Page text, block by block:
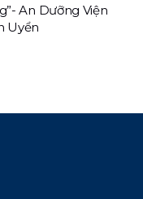
An Dưỡng Viện
Uyển